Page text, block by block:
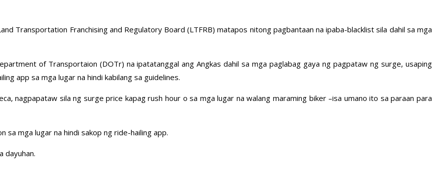
Transportation Franchising and Regulatory Board (LTFRB) matapos nitong pagbantaan na ipaba-blacklist sila dahil sa mga
of Transportaion (DOTr) na ipatatanggal ang Angkas dahil sa mga paglabag gaya ng pagpataw ng surge, usaping
app sa mga lugar na hindi kabilang sa guidelines.
nagpapataw sila ng surge price kapag rush hour o sa mga lugar na walang maraming biker –isa umano ito sa paraan para
sa mga lugar na hindi sakop ng ride-hailing app.
dayuhan.